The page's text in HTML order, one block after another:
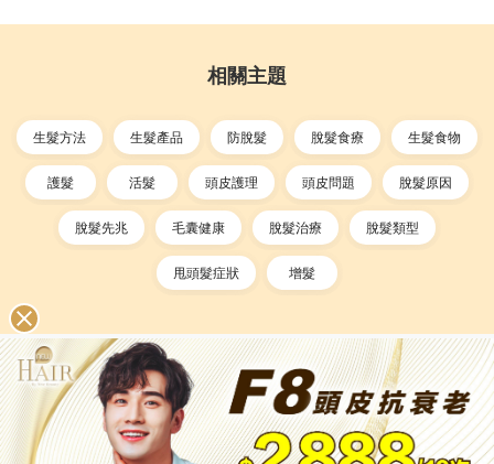
相關主題
生髮方法 生髮產品 防脫髮 脫髮食療 生髮食物
護髮 活髮 頭皮護理 頭皮問題 脫髮原因
脫髮先兆 毛囊健康 脫髮治療 脫髮類型
甩頭髮症狀 增髮
免責條款私隱政策